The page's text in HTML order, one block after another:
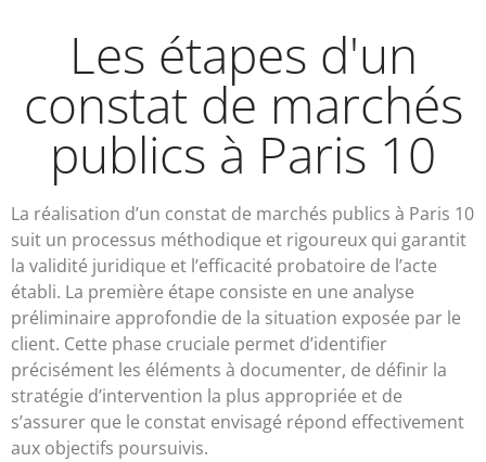
Les étapes d'un
constat de marchés
publics à Paris 10
La réalisation d’un constat de marchés publics à Paris 10
suit un processus méthodique et rigoureux qui garantit
la validité juridique et l’efficacité probatoire de l’acte
établi. La première étape consiste en une analyse
préliminaire approfondie de la situation exposée par le
client. Cette phase cruciale permet d’identifier
précisément les éléments à documenter, de définir la
stratégie d’intervention la plus appropriée et de
s’assurer que le constat envisagé répond effectivement
aux objectifs poursuivis.